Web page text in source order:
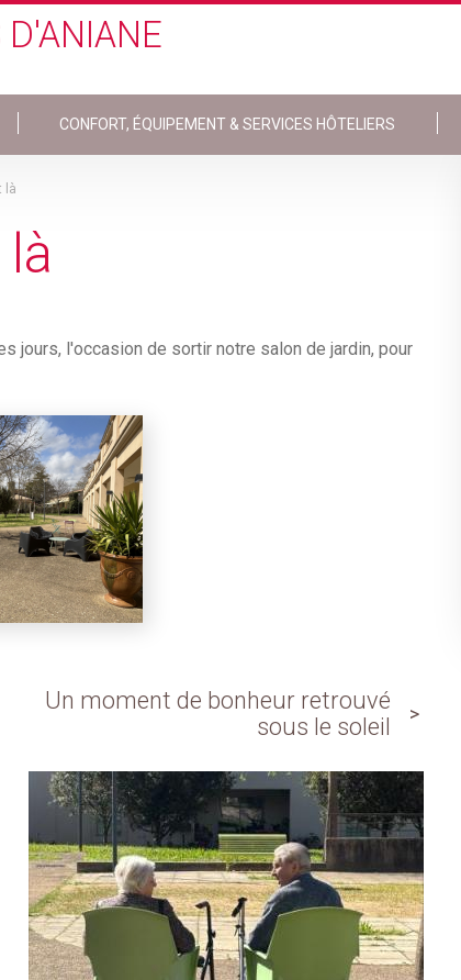
CONFORT, ÉQUIPEMENT & SERVICES HÔTELIERS
là
jours, l'occasion de sortir notre salon de jardin, pour
Un moment de bonheur retrouvé
sous le soleil